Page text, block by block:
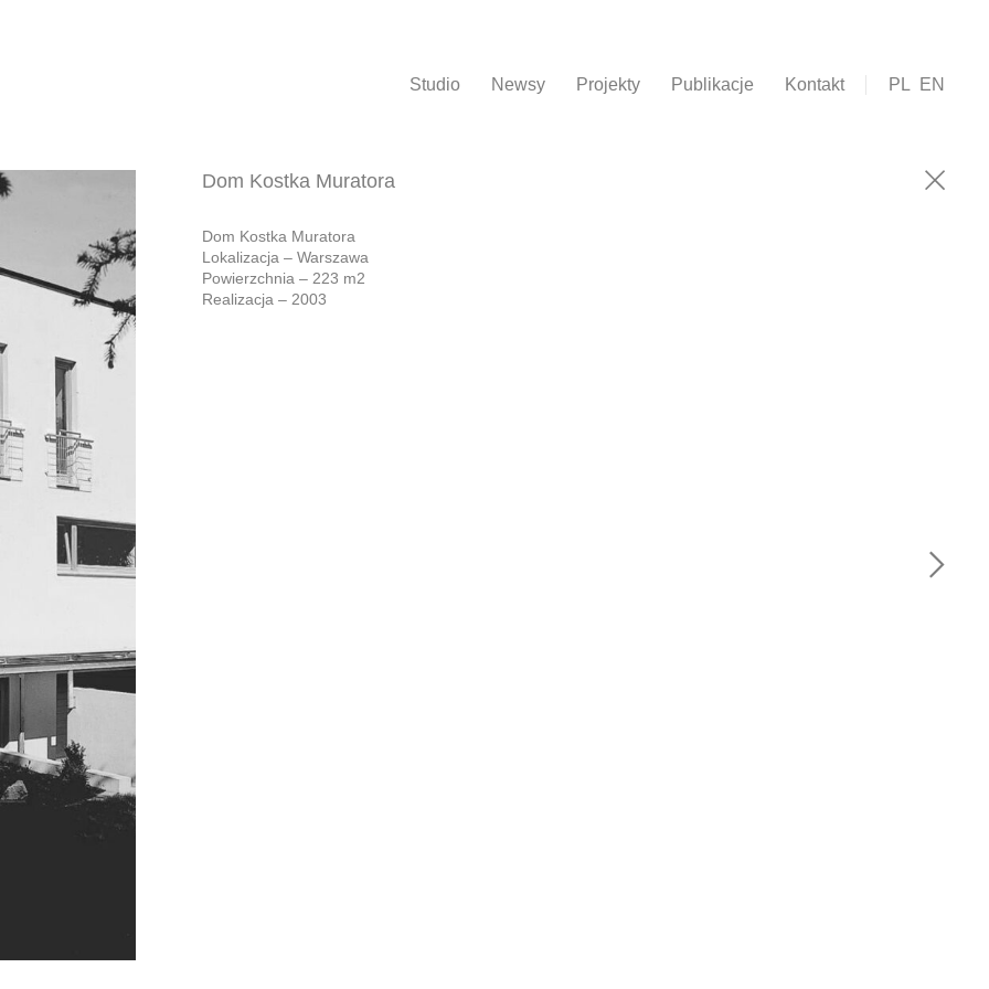
Studio Newsy Projekty Publikacje Kontakt PL EN
Dom Kostka Muratora
Dom Kostka Muratora
Lokalizacja – Warszawa
Powierzchnia – 223 m2
Realizacja – 2003